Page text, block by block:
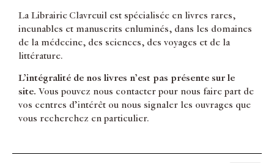
La Librairie Clavreuil est spécialisée en livres rares,
incunables et manuscrits enluminés, dans les domaines
de la médecine, des sciences, des voyages et de la
littérature.
L’intégralité de nos livres n’est pas présente sur le
site. Vous pouvez nous contacter pour nous faire part de
vos centres d’intérêt ou nous signaler les ouvrages que
vous recherchez en particulier.